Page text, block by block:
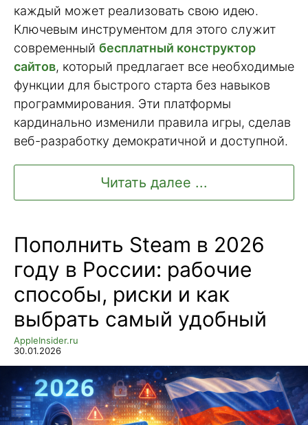
каждый может реализовать свою идею.
Ключевым инструментом для этого служит
современный бесплатный конструктор
сайтов, который предлагает все необходимые
функции для быстрого старта без навыков
программирования. Эти платформы
кардинально изменили правила игры, сделав
веб-разработку демократичной и доступной.
Читать далее ...
Пополнить Steam в 2026
году в России: рабочие
способы, риски и как
выбрать самый удобный
AppleInsider.ru
30.01.2026